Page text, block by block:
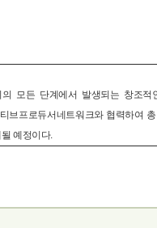
모든 단계에서 발생되는 창조적
브프로듀서네트워크와 협력하여
예정이다.